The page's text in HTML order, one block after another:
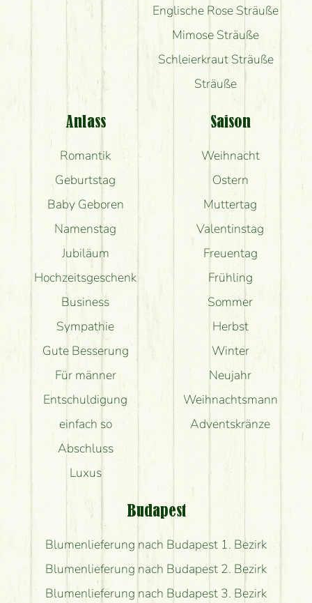
Englische Rose Sträuße
Mimose Sträuße
Schleierkraut Sträuße
Sträuße
Anlass
Romantik
Geburtstag
Baby Geboren
Namenstag
Jubiläum
Hochzeitsgeschenk
Business
Sympathie
Gute Besserung
Für männer
Entschuldigung
einfach so
Abschluss
Luxus
Saison
Weihnacht
Ostern
Muttertag
Valentinstag
Freuentag
Frühling
Sommer
Herbst
Winter
Neujahr
Weihnachtsmann
Adventskränze
Budapest
Blumenlieferung nach Budapest 1. Bezirk
Blumenlieferung nach Budapest 2. Bezirk
Blumenlieferung nach Budapest 3. Bezirk